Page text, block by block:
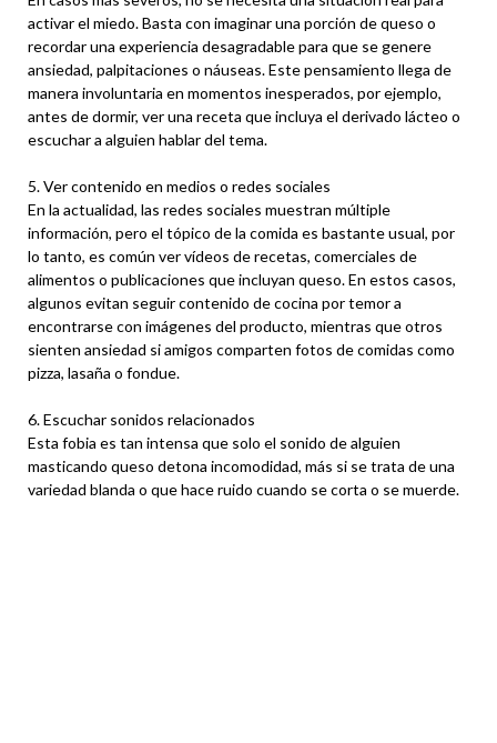
activar el miedo. Basta con imaginar una porción de queso o
recordar una experiencia desagradable para que se genere
ansiedad, palpitaciones o náuseas. Este pensamiento llega de
manera involuntaria en momentos inesperados, por ejemplo,
antes de dormir, ver una receta que incluya el derivado lácteo o
escuchar a alguien hablar del tema.
5. Ver contenido en medios o redes sociales
En la actualidad, las redes sociales muestran múltiple
información, pero el tópico de la comida es bastante usual, por
lo tanto, es común ver vídeos de recetas, comerciales de
alimentos o publicaciones que incluyan queso. En estos casos,
algunos evitan seguir contenido de cocina por temor a
encontrarse con imágenes del producto, mientras que otros
sienten ansiedad si amigos comparten fotos de comidas como
pizza, lasaña o fondue.
6. Escuchar sonidos relacionados
Esta fobia es tan intensa que solo el sonido de alguien
masticando queso detona incomodidad, más si se trata de una
variedad blanda o que hace ruido cuando se corta o se muerde.